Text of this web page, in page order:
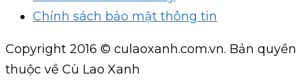
Chính sách bảo mật thông tin
Copyright 2016 © culaoxanh.com.vn. Bản quyền
thuộc về Cù Lao Xanh